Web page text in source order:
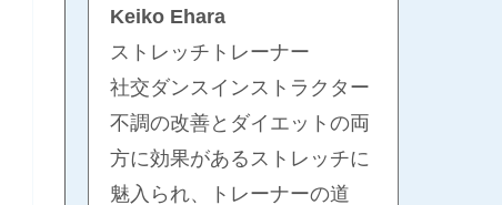
Keiko Ehara
ストレッチトレーナー
社交ダンスインストラクター
不調の改善とダイエットの両
方に効果があるストレッチに
魅入られ、トレーナーの道